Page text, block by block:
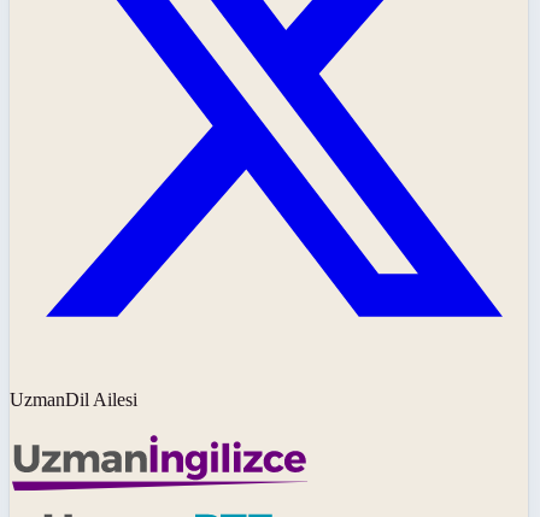
UzmanDil Ailesi